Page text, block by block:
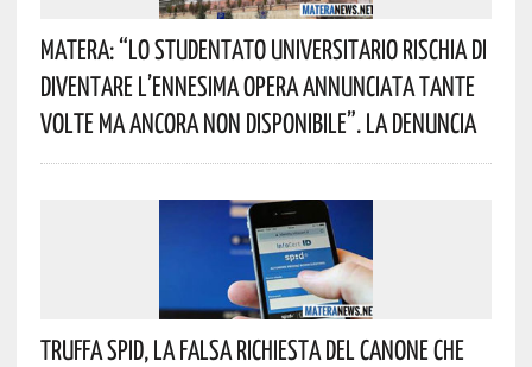
Matera: “Lo Studentato Universitario Rischia Di
Diventare L’ennesima Opera Annunciata Tante
Volte Ma Ancora Non Disponibile”. La Denuncia
Truffa Spid, La Falsa Richiesta Del Canone Che